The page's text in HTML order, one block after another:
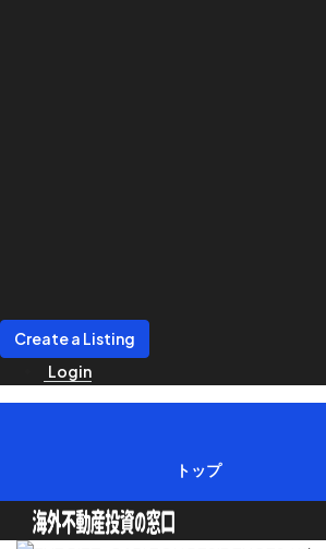
Create a Listing
Login
トップ